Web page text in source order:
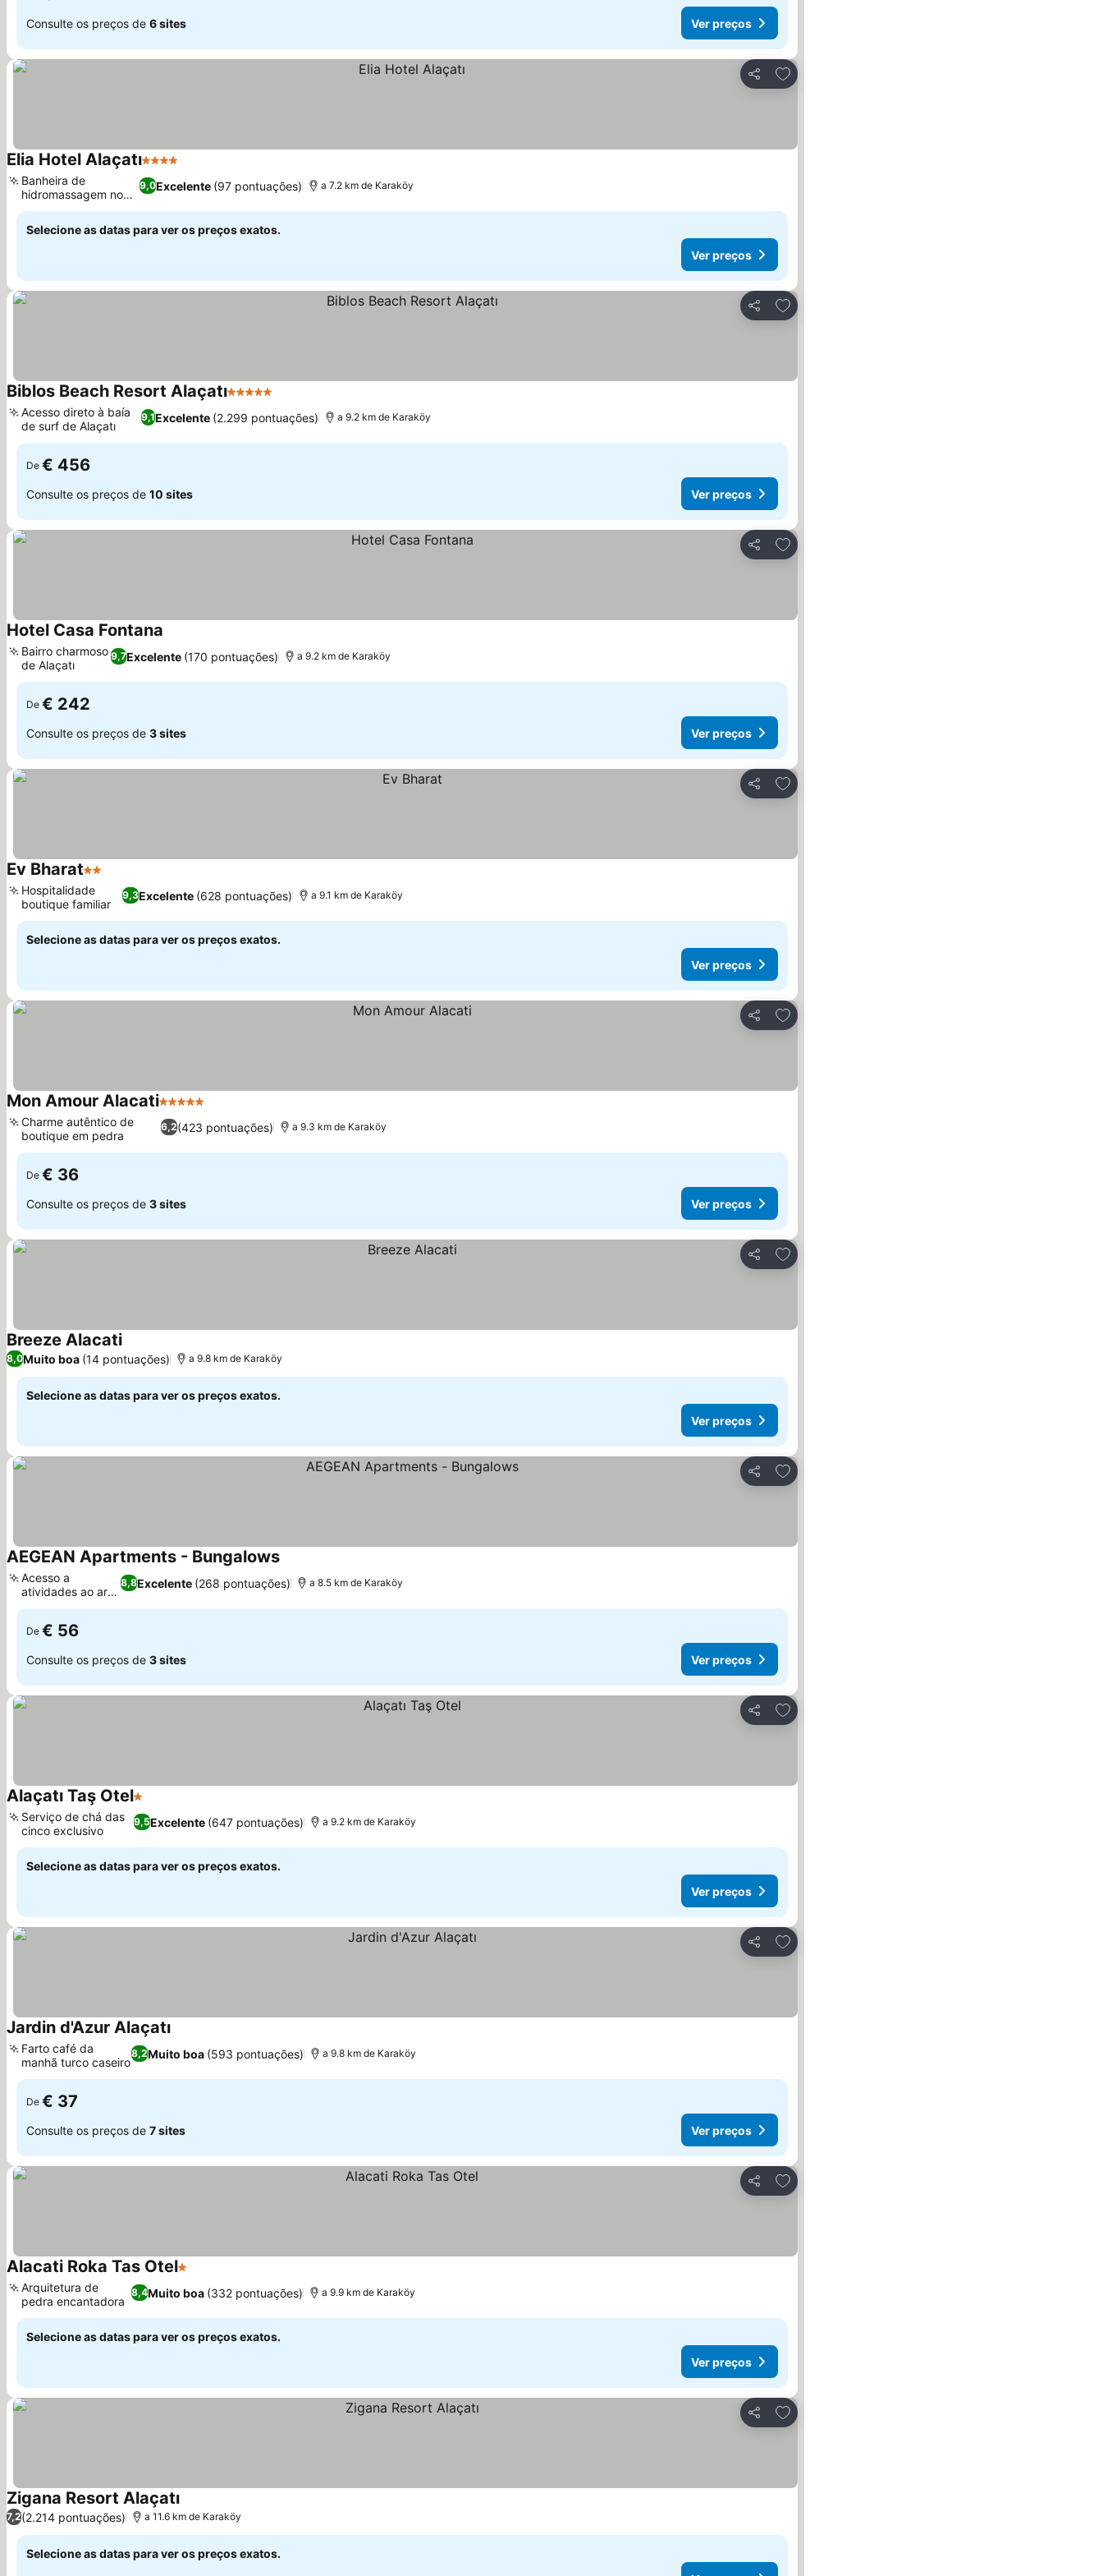
Consulte os preços de 6 sites Ver preços
Partilhar
Adicionar aos favoritos
Elia Hotel Alaçatı4 Estrelas
9,0Excelente (97 pontuações)
Banheira de
hidromassagem no
local
a 7.2 km de Karaköy
Selecione as datas para ver os preços exatos.
Ver preços
Partilhar
Adicionar aos favoritos
Biblos Beach Resort Alaçatı5 Estrelas
9,1Excelente (2.299 pontuações)
Acesso direto à baía
de surf de Alaçatı
a 9.2 km de Karaköy
De € 456
Consulte os preços de 10 sites Ver preços
Partilhar
Adicionar aos favoritos
Hotel Casa Fontana
9,7Excelente (170 pontuações)
Bairro charmoso
de Alaçatı
a 9.2 km de Karaköy
De € 242
Consulte os preços de 3 sites Ver preços
Partilhar
Adicionar aos favoritos
Ev Bharat2 Estrelas
9,3Excelente (628 pontuações)
Hospitalidade
boutique familiar
a 9.1 km de Karaköy
Selecione as datas para ver os preços exatos.
Ver preços
Partilhar
Adicionar aos favoritos
Mon Amour Alacati5 Estrelas
6,2(423 pontuações)
Charme autêntico de
boutique em pedra
a 9.3 km de Karaköy
De € 36
Consulte os preços de 3 sites Ver preços
Partilhar
Adicionar aos favoritos
Breeze AlacatiVer preços
8,0Muito boa (14 pontuações) a 9.8 km de Karaköy
Selecione as datas para ver os preços exatos.
Ver preços
Partilhar
Adicionar aos favoritos
AEGEAN Apartments - BungalowsVer preços
8,8Excelente (268 pontuações)
Acesso a
atividades ao ar
livre
a 8.5 km de Karaköy
De € 56
Consulte os preços de 3 sites Ver preços
Partilhar
Adicionar aos favoritos
Alaçatı Taş Otel1 Estrelas
9,5Excelente (647 pontuações)
Serviço de chá das
cinco exclusivo
a 9.2 km de Karaköy
Selecione as datas para ver os preços exatos.
Ver preços
Partilhar
Adicionar aos favoritos
Jardin d'Azur AlaçatıVer preços
8,2Muito boa (593 pontuações)
Farto café da
manhã turco caseiro
a 9.8 km de Karaköy
De € 37
Consulte os preços de 7 sites Ver preços
Partilhar
Adicionar aos favoritos
Alacati Roka Tas Otel1 Estrelas
8,4Muito boa (332 pontuações)
Arquitetura de
pedra encantadora
a 9.9 km de Karaköy
Selecione as datas para ver os preços exatos.
Ver preços
Partilhar
Adicionar aos favoritos
Zigana Resort AlaçatıVer preços
7,2(2.214 pontuações) a 11.6 km de Karaköy
Selecione as datas para ver os preços exatos.